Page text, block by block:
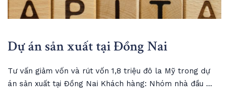
Dự án sản xuất tại Đồng Nai
Tư vấn giảm vốn và rút vốn 1,8 triệu đô la Mỹ trong dự
án sản xuất tại Đồng Nai Khách hàng: Nhóm nhà đầu ...